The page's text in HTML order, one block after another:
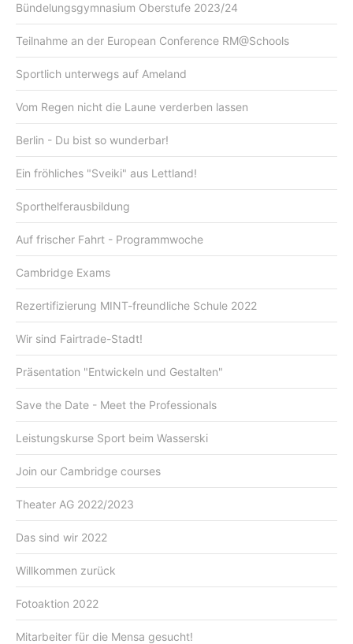
Bündelungsgymnasium Oberstufe 2023/24
Teilnahme an der European Conference RM@Schools
Sportlich unterwegs auf Ameland
Vom Regen nicht die Laune verderben lassen
Berlin - Du bist so wunderbar!
Ein fröhliches "Sveiki" aus Lettland!
Sporthelferausbildung
Auf frischer Fahrt - Programmwoche
Cambridge Exams
Rezertifizierung MINT-freundliche Schule 2022
Wir sind Fairtrade-Stadt!
Präsentation "Entwickeln und Gestalten"
Save the Date - Meet the Professionals
Leistungskurse Sport beim Wasserski
Join our Cambridge courses
Theater AG 2022/2023
Das sind wir 2022
Willkommen zurück
Fotoaktion 2022
Mitarbeiter für die Mensa gesucht!